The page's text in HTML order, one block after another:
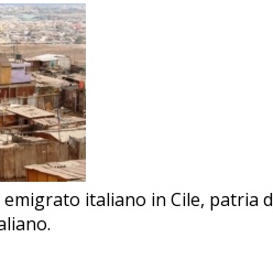
emigrato italiano in Cile,